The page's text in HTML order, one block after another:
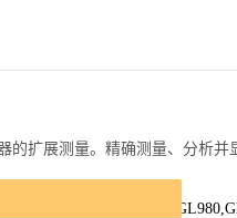
的扩展测量。精确测量、分析
GL240,GL84-